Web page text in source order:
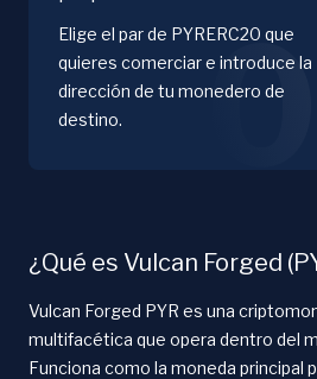
Elige el par de PYRERC20 que
quieres comerciar e introduce la
dirección de tu monedero de
destino.
¿Qué es Vulcan Forged
Vulcan Forged PYR es una
multifacética que opera dentro del
Funciona como la moneda principal